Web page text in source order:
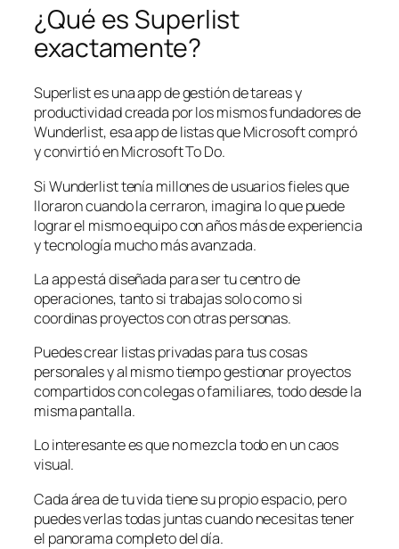
¿Qué es Superlist
exactamente?
Superlist es una app de gestión de tareas y
productividad creada por los mismos fundadores de
Wunderlist, esa app de listas que Microsoft compró
y convirtió en Microsoft To Do.
Si Wunderlist tenía millones de usuarios fieles que
lloraron cuando la cerraron, imagina lo que puede
lograr el mismo equipo con años más de experiencia
y tecnología mucho más avanzada.
La app está diseñada para ser tu centro de
operaciones, tanto si trabajas solo como si
coordinas proyectos con otras personas.
Puedes crear listas privadas para tus cosas
personales y al mismo tiempo gestionar proyectos
compartidos con colegas o familiares, todo desde la
misma pantalla.
Lo interesante es que no mezcla todo en un caos
visual.
Cada área de tu vida tiene su propio espacio, pero
puedes verlas todas juntas cuando necesitas tener
el panorama completo del día.